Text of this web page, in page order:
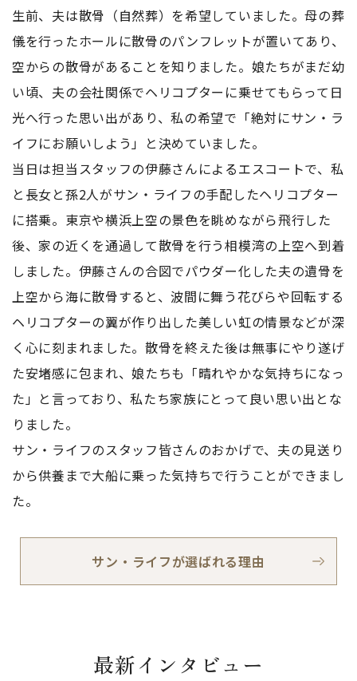
生前、夫は散骨（自然葬）を希望していました。母の葬
儀を行ったホールに散骨のパンフレットが置いてあり、
空からの散骨があることを知りました。娘たちがまだ幼
い頃、夫の会社関係でヘリコプターに乗せてもらって日
光へ行った思い出があり、私の希望で「絶対にサン・ラ
イフにお願いしよう」と決めていました。
当日は担当スタッフの伊藤さんによるエスコートで、私
と長女と孫2人がサン・ライフの手配したヘリコプター
に搭乗。東京や横浜上空の景色を眺めながら飛行した
後、家の近くを通過して散骨を行う相模湾の上空へ到着
しました。伊藤さんの合図でパウダー化した夫の遺骨を
上空から海に散骨すると、波間に舞う花びらや回転する
ヘリコプターの翼が作り出した美しい虹の情景などが深
く心に刻まれました。散骨を終えた後は無事にやり遂げ
た安堵感に包まれ、娘たちも「晴れやかな気持ちになっ
た」と言っており、私たち家族にとって良い思い出とな
りました。
サン・ライフのスタッフ皆さんのおかげで、夫の見送り
から供養まで大船に乗った気持ちで行うことができまし
た。
サン・ライフが選ばれる理由
最新インタビュー